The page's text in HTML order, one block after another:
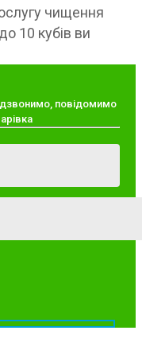
чищення
10 кубів ви
повідомимо